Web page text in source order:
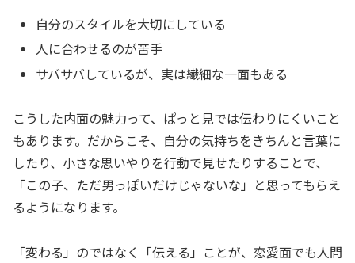
自分のスタイルを大切にしている
人に合わせるのが苦手
サバサバしているが、実は繊細な一面もある
こうした内面の魅力って、ぱっと見では伝わりにくいこと
もあります。だからこそ、自分の気持ちをきちんと言葉に
したり、小さな思いやりを行動で見せたりすることで、
「この子、ただ男っぽいだけじゃないな」と思ってもらえ
るようになります。
「変わる」のではなく「伝える」ことが、恋愛面でも人間